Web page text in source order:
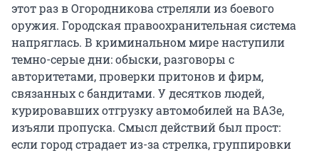
этот раз в Огородникова стреляли из боевого
оружия. Городская правоохранительная система
напряглась. В криминальном мире наступили
темно-серые дни: обыски, разговоры с
авторитетами, проверки притонов и фирм,
связанных с бандитами. У десятков людей,
курировавших отгрузку автомобилей на ВАЗе,
изъяли пропуска. Смысл действий был прост:
если город страдает из-за стрелка, группировки